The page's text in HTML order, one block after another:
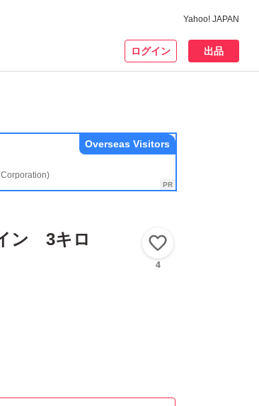
Yahoo! JAPAN
ログイン 出品
Overseas Visitors
イン 3キロ
4